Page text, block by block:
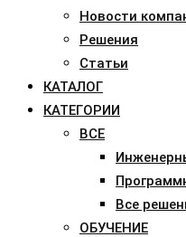
Новости
Решения
Статьи
КАТАЛОГ
КАТЕГОРИИ
ВСЕ
Все
ОБУЧЕНИЕ